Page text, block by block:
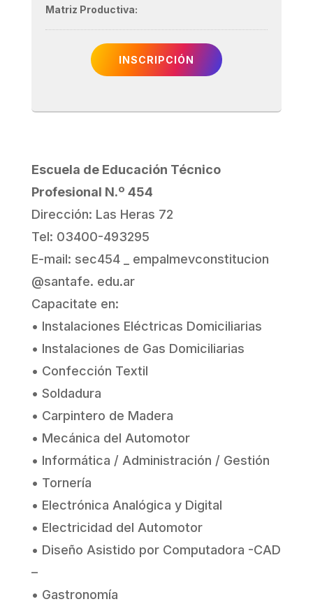
Matriz Productiva:
INSCRIPCIÓN
Escuela de Educación Técnico
Profesional N.º 454
Dirección: Las Heras 72
Tel: 03400-493295
E-mail: sec454 _ empalmevconstitucion
@santafe. edu.ar
Capacitate en:
• Instalaciones Eléctricas Domiciliarias
• Instalaciones de Gas Domiciliarias
• Confección Textil
• Soldadura
• Carpintero de Madera
• Mecánica del Automotor
• Informática / Administración / Gestión
• Tornería
• Electrónica Analógica y Digital
• Electricidad del Automotor
• Diseño Asistido por Computadora -CAD
–
• Gastronomía